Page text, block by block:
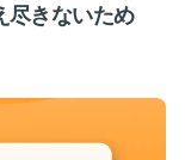
尽きないため